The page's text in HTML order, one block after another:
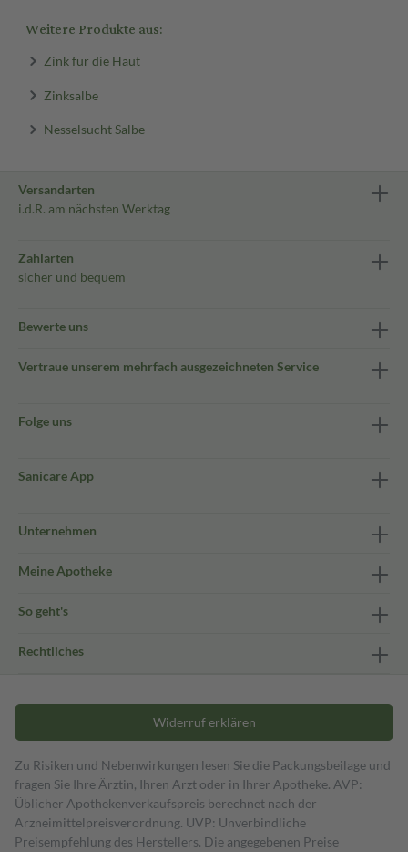
Weitere Produkte aus:
Zink für die Haut
Zinksalbe
Nesselsucht Salbe
Versandarten
i.d.R. am nächsten Werktag
Zahlarten
sicher und bequem
Bewerte uns
Vertraue unserem mehrfach ausgezeichneten Service
Folge uns
Sanicare App
Unternehmen
Meine Apotheke
So geht's
Rechtliches
Widerruf erklären
Zu Risiken und Nebenwirkungen lesen Sie die Packungsbeilage und
fragen Sie Ihre Ärztin, Ihren Arzt oder in Ihrer Apotheke. AVP:
Üblicher Apothekenverkaufspreis berechnet nach der
Arzneimittelpreisverordnung. UVP: Unverbindliche
Preisempfehlung des Herstellers. Die angegebenen Preise